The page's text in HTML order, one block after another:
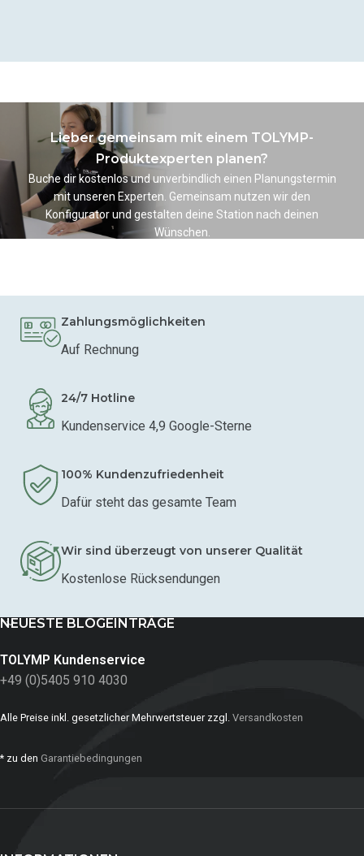
Lieber gemeinsam mit einem TOLYMP-
Produktexperten planen?
Buche dir kostenlos und unverbindlich einen Planungstermin
mit unseren Experten. Gemeinsam nutzen wir den
Konfigurator und gestalten deine Station nach deinen
Wünschen.
Zahlungsmöglichkeiten
Auf Rechnung
24/7 Hotline
Kundenservice 4,9 Google-Sterne
100% Kundenzufriedenheit
Dafür steht das gesamte Team
Wir sind überzeugt von unserer Qualität
Kostenlose Rücksendungen
NEUESTE BLOGEINTRÄGE
TOLYMP Kundenservice
+49 (0)5405 910 4030
Alle Preise inkl. gesetzlicher Mehrwertsteuer zzgl. Versandkosten
* zu den Garantiebedingungen